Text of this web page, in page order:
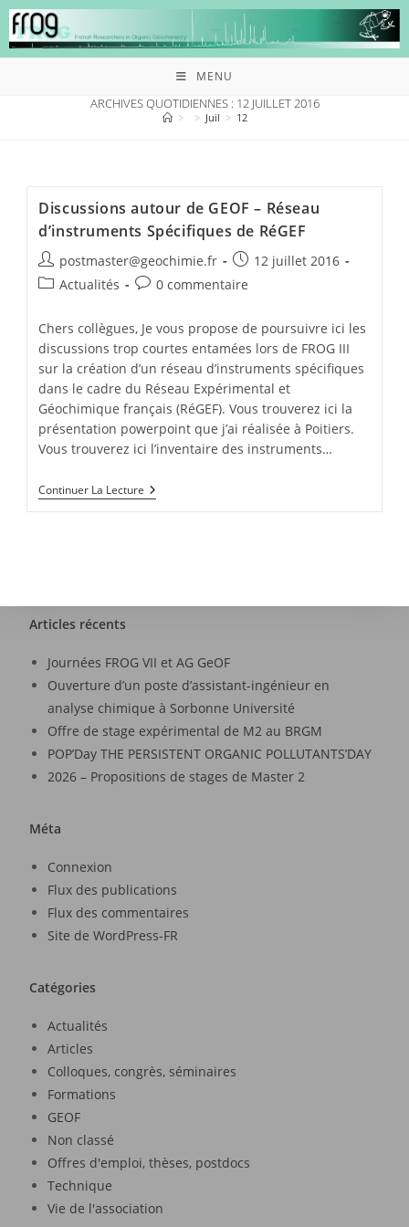
MENU
ARCHIVES QUOTIDIENNES : 12 JUILLET 2016
> > Juil > 12
Discussions autour de GEOF – Réseau
d’instruments Spécifiques de RéGEF
postmaster@geochimie.fr
12 juillet 2016
Actualités
0 commentaire
Chers collègues, Je vous propose de poursuivre ici les
discussions trop courtes entamées lors de FROG III
sur la création d’un réseau d’instruments spécifiques
dans le cadre du Réseau Expérimental et
Géochimique français (RéGEF). Vous trouverez ici la
présentation powerpoint que j’ai réalisée à Poitiers.
Vous trouverez ici l’inventaire des instruments…
Continuer La Lecture
Articles récents
Journées FROG VII et AG GeOF
Ouverture d’un poste d’assistant-ingénieur en
analyse chimique à Sorbonne Université
Offre de stage expérimental de M2 au BRGM
POP’Day THE PERSISTENT ORGANIC POLLUTANTS’DAY
2026 – Propositions de stages de Master 2
Méta
Connexion
Flux des publications
Flux des commentaires
Site de WordPress-FR
Catégories
Actualités
Articles
Colloques, congrès, séminaires
Formations
GEOF
Non classé
Offres d'emploi, thèses, postdocs
Technique
Vie de l'association